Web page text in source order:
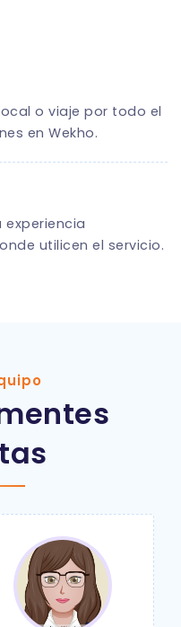
o viaje por todo el
en Wekho.
experiencia
utilicen el servicio.